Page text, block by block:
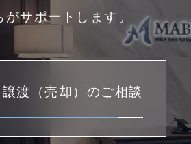
サポートします。
渡（売却）のご相談